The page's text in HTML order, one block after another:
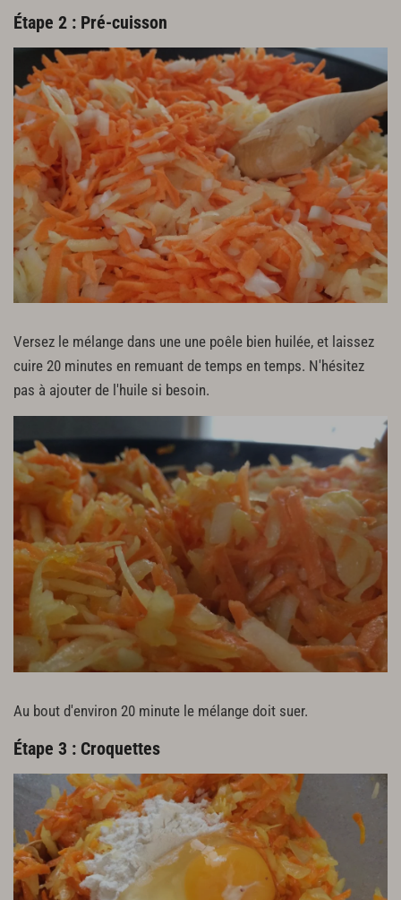
Étape 2 : Pré-cuisson
Versez le mélange dans une une poêle bien huilée, et laissez
cuire 20 minutes en remuant de temps en temps. N'hésitez
pas à ajouter de l'huile si besoin.
Au bout d'environ 20 minute le mélange doit suer.
Étape 3 : Croquettes